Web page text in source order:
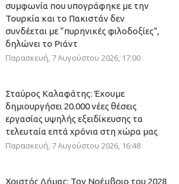
συμφωνία που υπογράφηκε με την
Τουρκία και το Πακιστάν δεν
συνδέεται με “πυρηνικές φιλοδοξίες”,
δηλώνει το Ριάντ
Παρασκευή, 7 Αυγούστου 2026, 17:00
Σταύρος Καλαφάτης: Έχουμε
δημιουργήσει 20.000 νέες θέσεις
εργασίας υψηλής εξειδίκευσης τα
τελευταία επτά χρόνια στη χώρα μας
Παρασκευή, 7 Αυγούστου 2026, 16:48
Χριστός Δήμας: Τον Νοέμβριο του 2028